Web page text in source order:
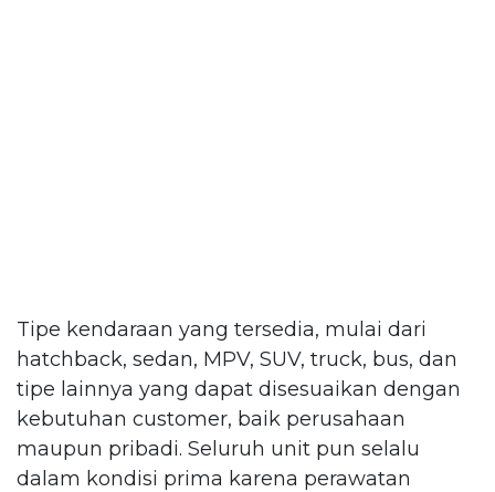
Tipe kendaraan yang tersedia, mulai dari
hatchback, sedan, MPV, SUV, truck, bus, dan
tipe lainnya yang dapat disesuaikan dengan
kebutuhan customer, baik perusahaan
maupun pribadi. Seluruh unit pun selalu
dalam kondisi prima karena perawatan